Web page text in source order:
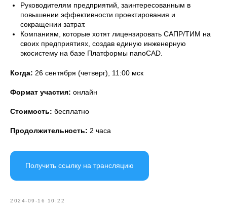
Руководителям предприятий, заинтересованным в
повышении эффективности проектирования и
сокращении затрат.
Компаниям, которые хотят лицензировать САПР/ТИМ на
своих предприятиях, создав единую инженерную
экосистему на базе Платформы nanoCAD.
Когда: 26 сентября (четверг), 11:00 мск
Формат участия: онлайн
Стоимость: бесплатно
Продолжительность: 2 часа
Получить ссылку на трансляцию
2024-09-16 10:22